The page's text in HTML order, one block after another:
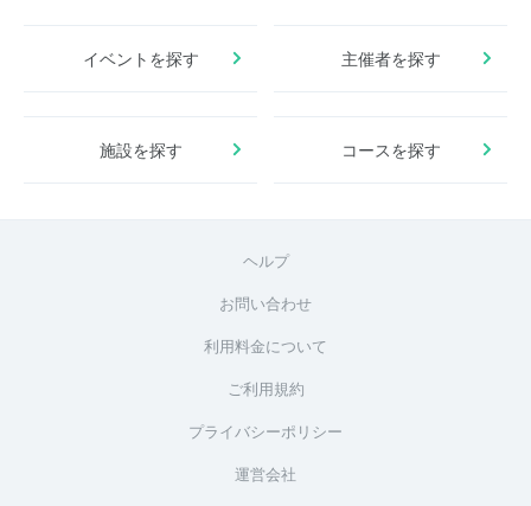
イベントを探す 主催者を探す
施設を探す コースを探す
ヘルプ
お問い合わせ
利用料金について
ご利用規約
プライバシーポリシー
運営会社